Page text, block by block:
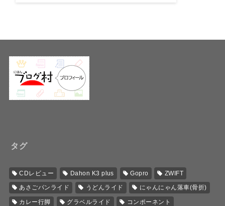
タグ
CDレビュー Dahon K3 plus Gopro ZWIFT
あさごパンライド うどんライド にゃんにゃん落車(骨折)
カレー行脚 グラベルライド コンポーネント